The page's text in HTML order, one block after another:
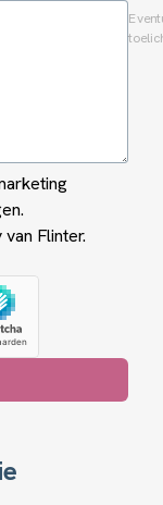
Flinter.